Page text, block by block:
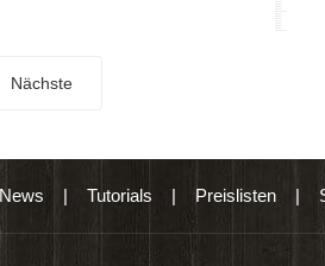
Nächste
News | Tutorials | Preislisten|